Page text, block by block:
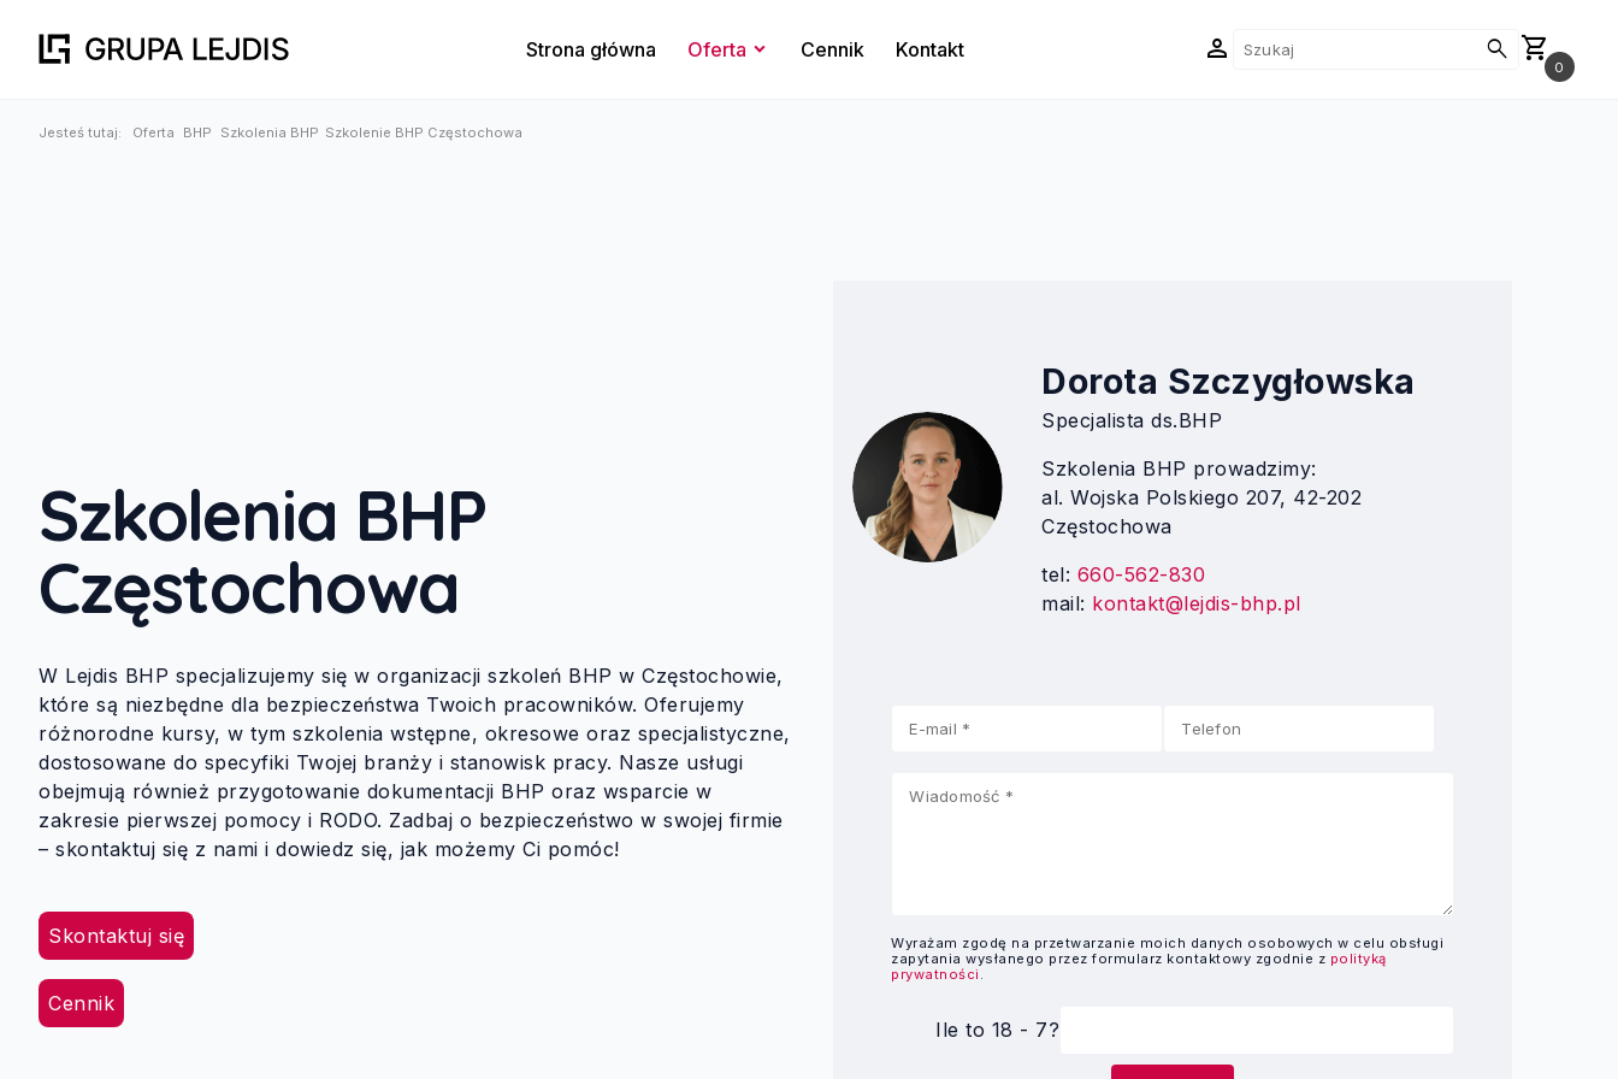
Strona główna Oferta Cennik Kontakt person search shopping_cart 0
Jesteś tutaj: Oferta BHP Szkolenia BHP Szkolenie BHP Częstochowa
Szkolenia BHP
Częstochowa
W Lejdis BHP specjalizujemy się w organizacji szkoleń BHP w Częstochowie,
które są niezbędne dla bezpieczeństwa Twoich pracowników. Oferujemy
różnorodne kursy, w tym szkolenia wstępne, okresowe oraz specjalistyczne,
dostosowane do specyfiki Twojej branży i stanowisk pracy. Nasze usługi
obejmują również przygotowanie dokumentacji BHP oraz wsparcie w
zakresie pierwszej pomocy i RODO. Zadbaj o bezpieczeństwo w swojej firmie
– skontaktuj się z nami i dowiedz się, jak możemy Ci pomóc!
Skontaktuj się
Cennik
Dorota Szczygłowska
Specjalista ds.BHP
Szkolenia BHP prowadzimy:
al. Wojska Polskiego 207, 42-202
Częstochowa
tel: 660-562-830
mail: kontakt@lejdis-bhp.pl
Wyrażam zgodę na przetwarzanie moich danych osobowych w celu obsługi
zapytania wysłanego przez formularz kontaktowy zgodnie z polityką
prywatności .
Ile to 18 - 7?